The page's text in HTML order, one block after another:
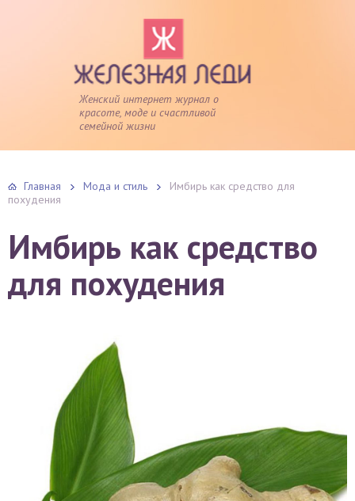
Женский интернет журнал о
красоте, моде и счастливой
семейной жизни
Главная Мода и стиль
Имбирь как средство для
похудения
Имбирь как средство
для похудения